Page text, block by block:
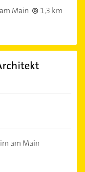
Main
1,3 km
am Main